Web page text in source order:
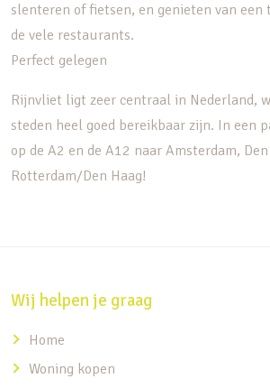
slenteren of fietsen, en genieten van een
de vele restaurants.
Perfect gelegen
Rijnvliet ligt zeer centraal in Nederland,
steden heel goed bereikbaar zijn. In een
op de A2 en de A12 naar Amsterdam,
Rotterdam/Den Haag!
Wij helpen je graag
Home
Woning kopen